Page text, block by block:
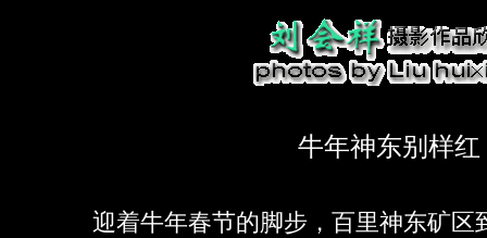
牛年神东别样红
迎着牛年春节的脚步，百里神东矿区